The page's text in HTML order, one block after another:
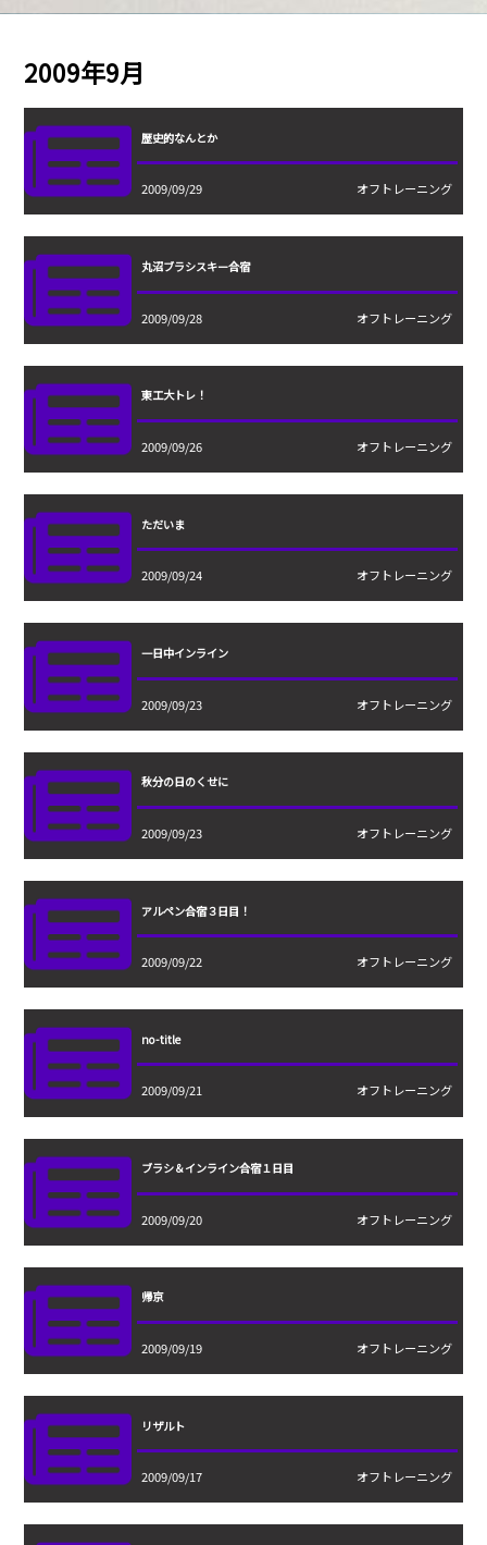
2009年9月
歴史的なんとか
2009/09/29 オフトレーニング
丸沼ブラシスキー合宿
2009/09/28 オフトレーニング
東工大トレ！
2009/09/26 オフトレーニング
ただいま
2009/09/24 オフトレーニング
一日中インライン
2009/09/23 オフトレーニング
秋分の日のくせに
2009/09/23 オフトレーニング
アルペン合宿３日目！
2009/09/22 オフトレーニング
no-title
2009/09/21 オフトレーニング
ブラシ＆インライン合宿１日目
2009/09/20 オフトレーニング
帰京
2009/09/19 オフトレーニング
リザルト
2009/09/17 オフトレーニング